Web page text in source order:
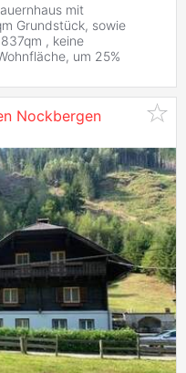
mit
Grundstück, sowie
, keine
um 25%
Nockbergen